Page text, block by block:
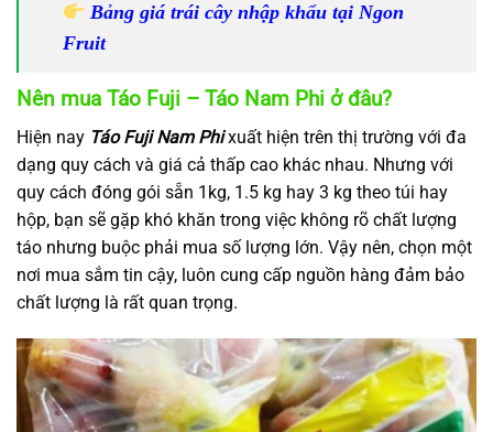
Bảng giá trái cây nhập khẩu tại Ngon
Fruit
Nên mua Táo Fuji – Táo Nam Phi ở đâu?
Hiện nay Táo Fuji Nam Phixuất hiện trên thị trường với đa
dạng quy cách và giá cả thấp cao khác nhau. Nhưng với
quy cách đóng gói sẵn 1kg, 1.5 kg hay 3 kg theo túi hay
hộp, bạn sẽ gặp khó khăn trong việc không rõ chất lượng
táo nhưng buộc phải mua số lượng lớn. Vậy nên, chọn một
nơi mua sắm tin cậy, luôn cung cấp nguồn hàng đảm bảo
chất lượng là rất quan trọng.